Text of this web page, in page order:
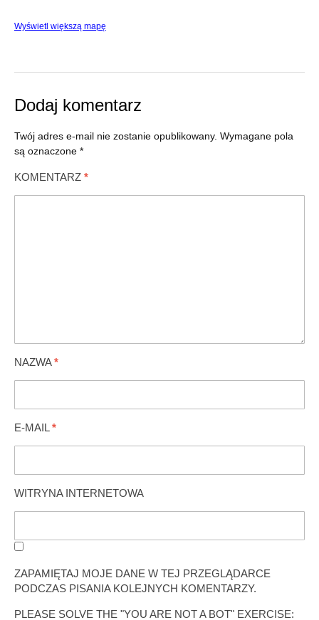
Wyświetl większą mapę
Dodaj komentarz
Twój adres e-mail nie zostanie opublikowany. Wymagane pola
są oznaczone *
KOMENTARZ *
NAZWA*
E-MAIL *
WITRYNA INTERNETOWA
ZAPAMIĘTAJ MOJE DANE W TEJ PRZEGLĄDARCE
PODCZAS PISANIA KOLEJNYCH KOMENTARZY.
PLEASE SOLVE THE "YOU ARE NOT A BOT" EXERCISE: